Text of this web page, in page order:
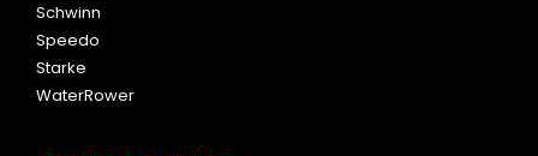
Schwinn
Speedo
Starke
WaterRower